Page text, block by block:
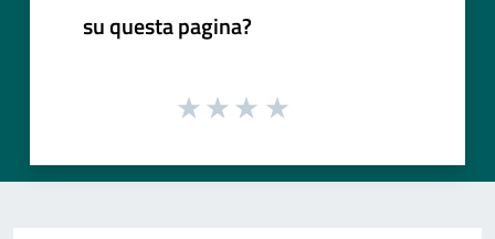
su questa pagina?